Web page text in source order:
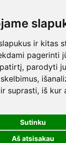
ir kitas
pagerinti
parodyti
suprasti, iš kur
Sutinku
Aš atsisakau